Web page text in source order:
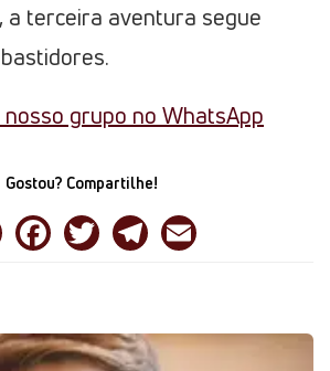
a terceira aventura segue
grupo no WhatsApp
Gostou? Compartilhe!